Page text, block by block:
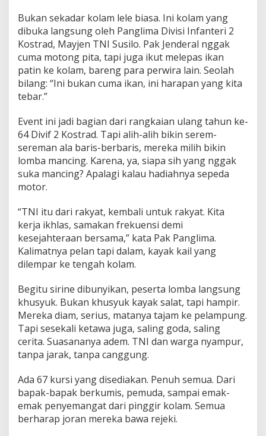
c
i
n
g
d
a
n
y
a
u
l
g
B
a
w
a
M
o
r
Bukan sekadar kolam lele biasa. Ini kolam yang
dibuka langsung oleh Panglima Divisi Infanteri 2
Kostrad, Mayjen TNI Susilo. Pak Jenderal nggak
cuma motong pita, tapi juga ikut melepas ikan
patin ke kolam, bareng para perwira lain. Seolah
bilang: “Ini bukan cuma ikan, ini harapan yang kita
tebar.”
Event ini jadi bagian dari rangkaian ulang tahun ke-
64 Divif 2 Kostrad. Tapi alih-alih bikin serem-
sereman ala baris-berbaris, mereka milih bikin
lomba mancing. Karena, ya, siapa sih yang nggak
suka mancing? Apalagi kalau hadiahnya sepeda
motor.
“TNI itu dari rakyat, kembali untuk rakyat. Kita
kerja ikhlas, samakan frekuensi demi
kesejahteraan bersama,” kata Pak Panglima.
Kalimatnya pelan tapi dalam, kayak kail yang
dilempar ke tengah kolam.
Begitu sirine dibunyikan, peserta lomba langsung
khusyuk. Bukan khusyuk kayak salat, tapi hampir.
Mereka diam, serius, matanya tajam ke pelampung.
Tapi sesekali ketawa juga, saling goda, saling
cerita. Suasananya adem. TNI dan warga nyampur,
tanpa jarak, tanpa canggung.
Ada 67 kursi yang disediakan. Penuh semua. Dari
bapak-bapak berkumis, pemuda, sampai emak-
emak penyemangat dari pinggir kolam. Semua
berharap joran mereka bawa rejeki.